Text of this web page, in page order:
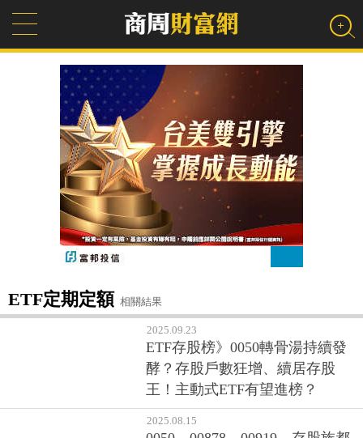
ETF定期定額 相關結果
2025.09.23
ETF存股榜》0050轉骨湯持續發
酵？存股戶數狂增、續居存股
王！主動式ETF有望進榜？
2025.08.15